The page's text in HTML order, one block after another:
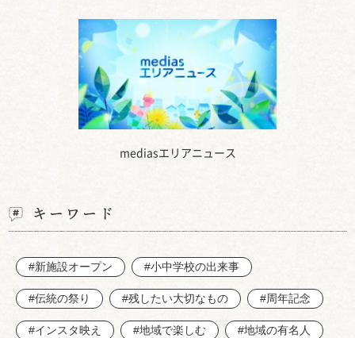
mediasエリアニュース
キーワード
#新施設オープン #小中学校の出来事
#伝統の祭り #残したい大切なもの #周年記念
#インスタ映え #地域で楽しむ #地域の有名人